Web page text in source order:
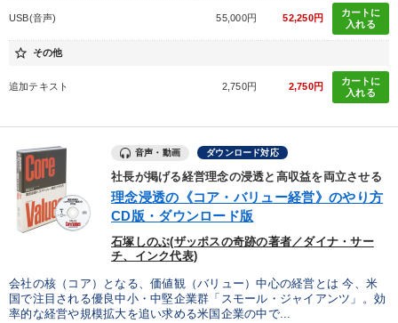
USB(音声) 55,000円 52,250円
カートに
入れる
star_border その他
追加テキスト 2,750円 2,750円
カートに
入れる
音声・動画 ダウンロード対応
社長が掲げる経営理念の浸透と高収益を両立させる
理念浸透の《コア・バリュー経営》のやり方
CD版・ダウンロード版
石塚しのぶ(ザッポスの奇跡の著者／ダイナ・サー
チ、インク代表)
会社の核（コア）となる、価値観（バリュー）中心の経営とは 今、米
国で注目される優良中小・中堅企業群「スモール・ジャイアンツ」。効
率的な経営や規模拡大を追い求める米国企業の中で...